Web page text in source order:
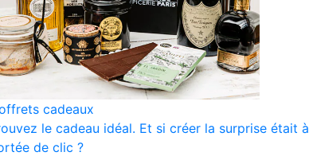
cadeaux
le cadeau idéal. Et si créer la surprise était à
de clic ?